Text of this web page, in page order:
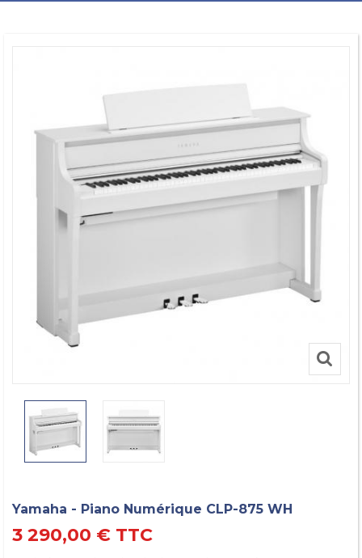
Yamaha - Piano Numérique CLP-875 WH
3 290,00 € TTC